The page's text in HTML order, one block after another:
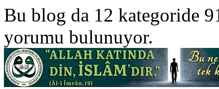
Bu blog da 12 kategoride
yorumu bulunuyor.